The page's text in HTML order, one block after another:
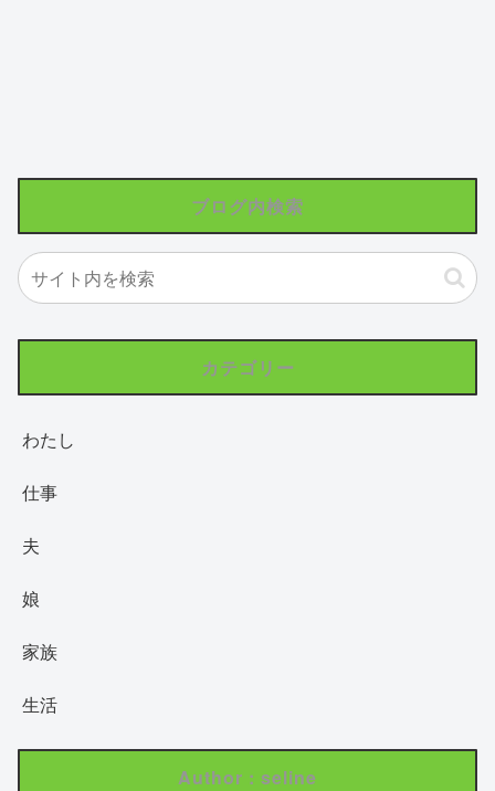
ブログ内検索
カテゴリー
わたし
仕事
夫
娘
家族
生活
Author : seline